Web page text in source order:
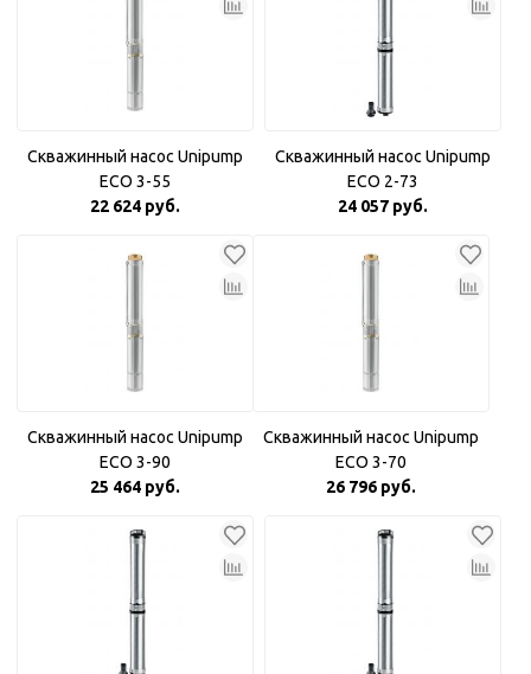
Скважинный насос Unipump
ECO 3-55
22 624 руб.
Скважинный насос Unipump
ECO 2-73
24 057 руб.
Скважинный насос Unipump
ECO 3-90
25 464 руб.
Скважинный насос Unipump
ECO 3-70
26 796 руб.